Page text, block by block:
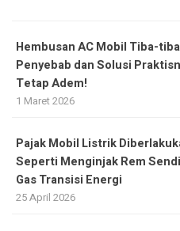
Hembusan AC Mobil Tiba-
Penyebab dan Solusi
Tetap Adem!
1 Maret 2026
Pajak Mobil Listrik
Seperti Menginjak Rem
Gas Transisi Energi
25 April 2026